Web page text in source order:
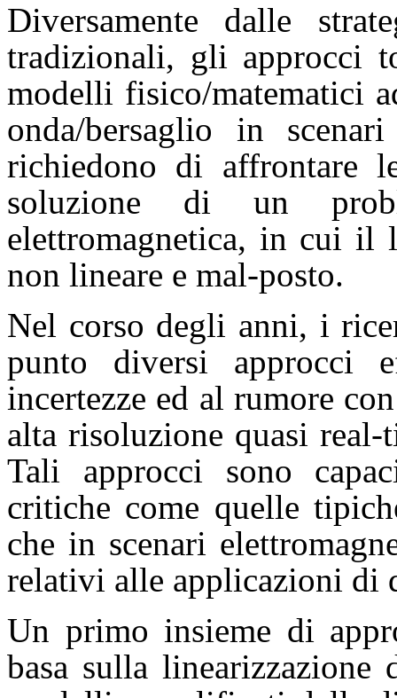
Diversamente dalle
tradizionali, gli approcci
modelli fisico/matematici
onda/bersaglio in
richiedono di affrontare
soluzione di un
elettromagnetica, in cui il
non lineare e mal-posto.
Nel corso degli anni, i
punto diversi approcci
incertezze ed al rumore
alta risoluzione quasi
Tali approcci sono
critiche come quelle
che in scenari
relativi alle applicazioni di
Un primo insieme di
basa sulla linearizzazione